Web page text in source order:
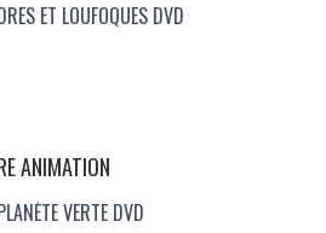
ET LOUFOQUES DVD
ANIMATION
VERTE DVD